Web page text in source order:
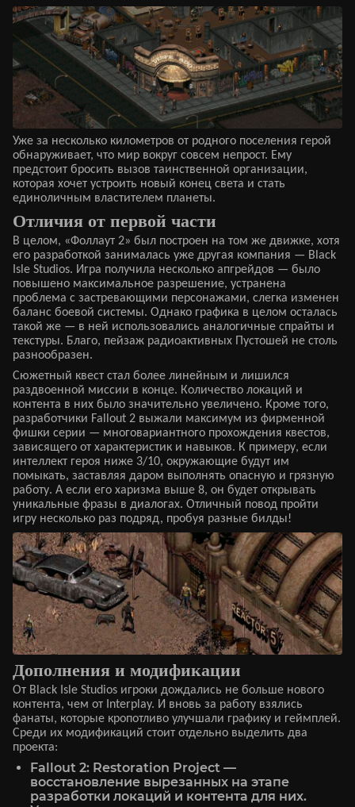
Уже за несколько километров от родного поселения герой
обнаруживает, что мир вокруг совсем непрост. Ему
предстоит бросить вызов таинственной организации,
которая хочет устроить новый конец света и стать
единоличным властителем планеты.
Отличия от первой части
В целом, «Фоллаут 2» был построен на том же движке, хотя
его разработкой занималась уже другая компания — Black
Isle Studios. Игра получила несколько апгрейдов — было
повышено максимальное разрешение, устранена
проблема с застревающими персонажами, слегка изменен
баланс боевой системы. Однако графика в целом осталась
такой же — в ней использовались аналогичные спрайты и
текстуры. Благо, пейзаж радиоактивных Пустошей не столь
разнообразен.
Сюжетный квест стал более линейным и лишился
раздвоенной миссии в конце. Количество локаций и
контента в них было значительно увеличено. Кроме того,
разработчики Fallout 2 выжали максимум из фирменной
фишки серии — многовариантного прохождения квестов,
зависящего от характеристик и навыков. К примеру, если
интеллект героя ниже 3/10, окружающие будут им
помыкать, заставляя даром выполнять опасную и грязную
работу. А если его харизма выше 8, он будет открывать
уникальные фразы в диалогах. Отличный повод пройти
игру несколько раз подряд, пробуя разные билды!
Дополнения и модификации
От Black Isle Studios игроки дождались не больше нового
контента, чем от Interplay. И вновь за работу взялись
фанаты, которые кропотливо улучшали графику и геймплей.
Среди их модификаций стоит отдельно выделить два
проекта:
Fallout 2: Restoration Project —
восстановление вырезанных на этапе
разработки локаций и контента для них.